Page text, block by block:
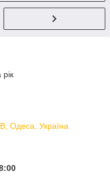
Одеса, Україна